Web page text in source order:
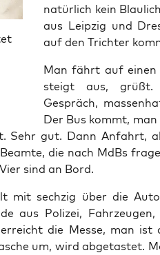
natür­lich kein
aus Leip­zig und
auf den Trich­ter
Man fährt auf einen
steigt aus, grüßt.
Gespräch,
Der Bus kommt,
Sehr gut. Dann Anfahrt,
die nach MdBs
sind an Bord.
mit sech­zig über die
aus Poli­zei,
die Mes­se, man
um, wird abge­tas­tet.